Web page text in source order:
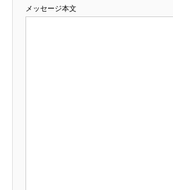
メッセージ本文